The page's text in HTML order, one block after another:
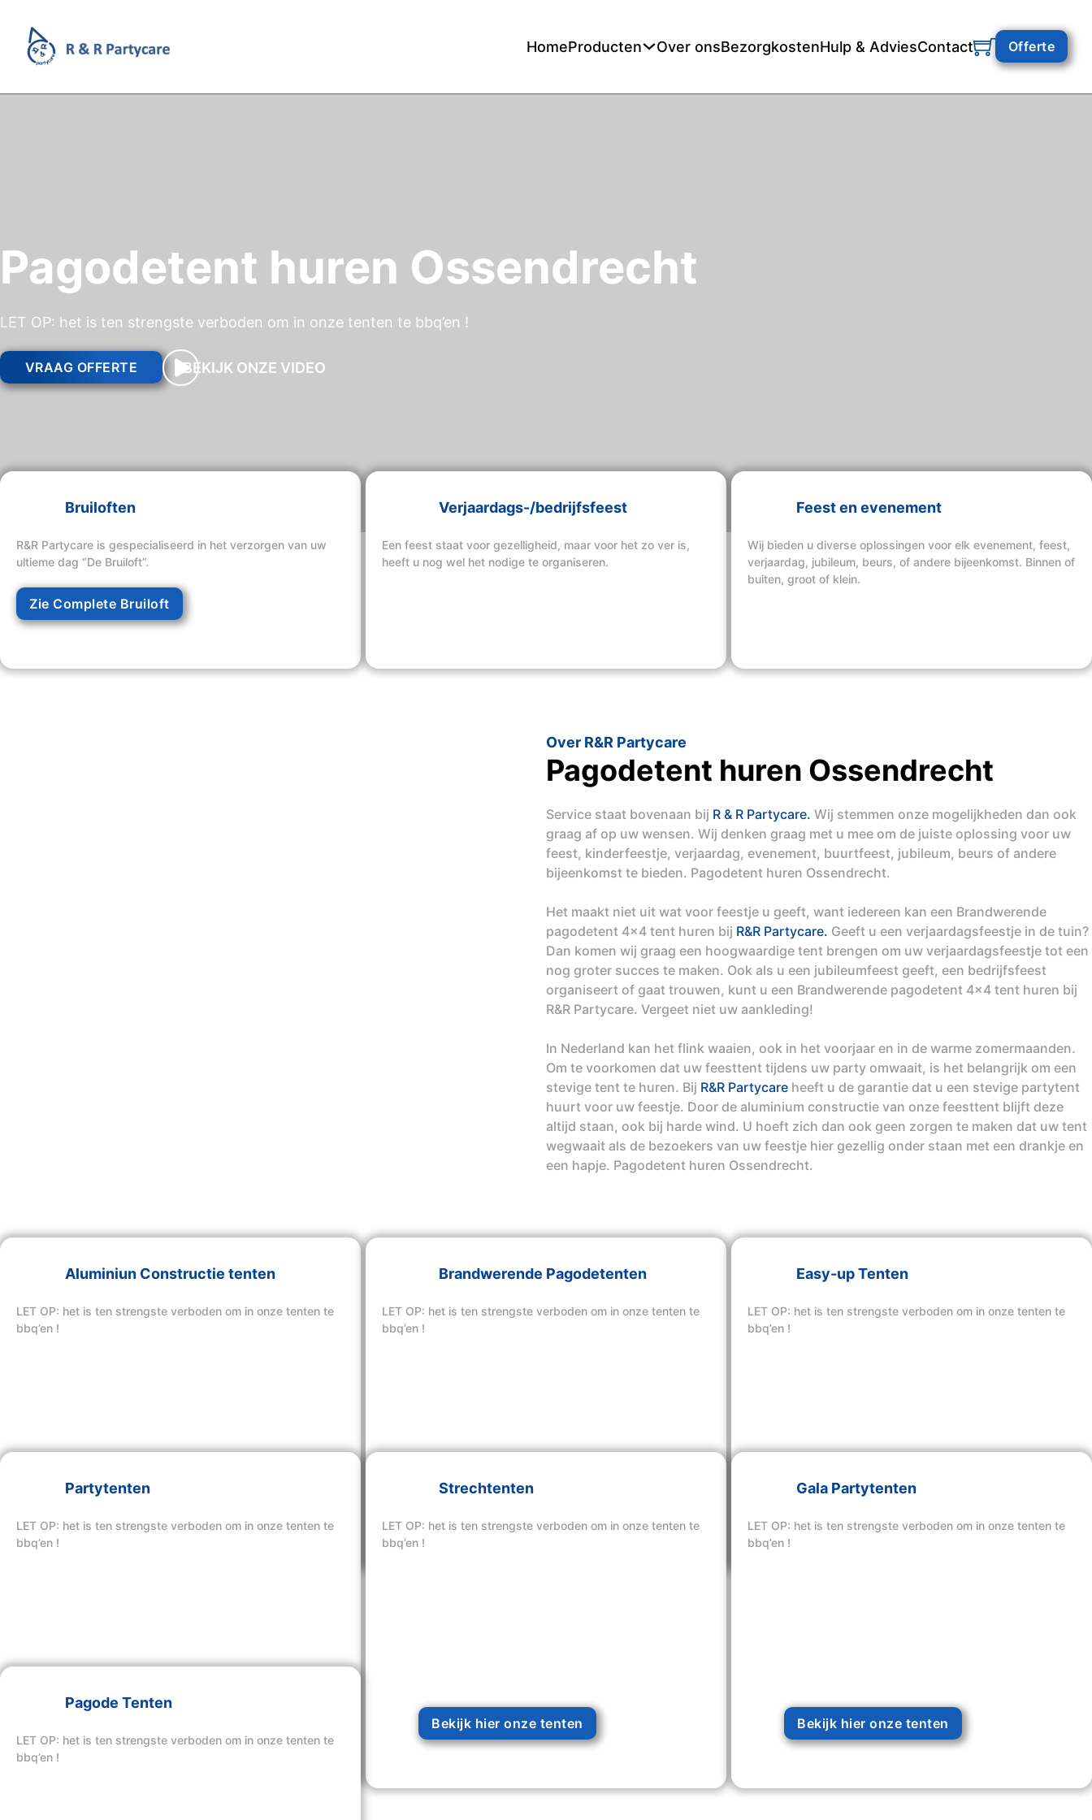
HomeProducten Over onsBezorgkostenHulp & AdviesContact Offerte
Pagodetent huren Ossendrecht
LET OP: het is ten strengste verboden om in onze tenten te bbq’en !
VRAAG OFFERTE BEKIJK ONZE VIDEO
Bruiloften
R&R Partycare is gespecialiseerd in het verzorgen van uw
ultieme dag “De Bruiloft”.
Zie Complete Bruiloft
Verjaardags-/bedrijfsfeest
Een feest staat voor gezelligheid, maar voor het zo ver is,
heeft u nog wel het nodige te organiseren.
Feest en evenement
Wij bieden u diverse oplossingen voor elk evenement, feest,
verjaardag, jubileum, beurs, of andere bijeenkomst. Binnen of
buiten, groot of klein.
Over R&R Partycare
Pagodetent huren Ossendrecht
Service staat bovenaan bij R & R Partycare. Wij stemmen onze mogelijkheden dan ook
graag af op uw wensen. Wij denken graag met u mee om de juiste oplossing voor uw
feest, kinderfeestje, verjaardag, evenement, buurtfeest, jubileum, beurs of andere
bijeenkomst te bieden. Pagodetent huren Ossendrecht.
Het maakt niet uit wat voor feestje u geeft, want iedereen kan een Brandwerende
pagodetent 4x4 tent huren bij R&R Partycare. Geeft u een verjaardagsfeestje in de tuin?
Dan komen wij graag een hoogwaardige tent brengen om uw verjaardagsfeestje tot een
nog groter succes te maken. Ook als u een jubileumfeest geeft, een bedrijfsfeest
organiseert of gaat trouwen, kunt u een Brandwerende pagodetent 4x4 tent huren bij
R&R Partycare. Vergeet niet uw aankleding!
In Nederland kan het flink waaien, ook in het voorjaar en in de warme zomermaanden.
Om te voorkomen dat uw feesttent tijdens uw party omwaait, is het belangrijk om een
stevige tent te huren. Bij R&R Partycare heeft u de garantie dat u een stevige partytent
huurt voor uw feestje. Door de aluminium constructie van onze feesttent blijft deze
altijd staan, ook bij harde wind. U hoeft zich dan ook geen zorgen te maken dat uw tent
wegwaait als de bezoekers van uw feestje hier gezellig onder staan met een drankje en
een hapje. Pagodetent huren Ossendrecht.
Aluminiun Constructie tenten
LET OP: het is ten strengste verboden om in onze tenten te
bbq’en !
Brandwerende Pagodetenten
LET OP: het is ten strengste verboden om in onze tenten te
bbq’en !
Easy-up Tenten
LET OP: het is ten strengste verboden om in onze tenten te
bbq’en !
Partytenten
LET OP: het is ten strengste verboden om in onze tenten te
bbq’en !
Strechtenten
LET OP: het is ten strengste verboden om in onze tenten te
bbq’en !
Bekijk hier onze tenten
Gala Partytenten
LET OP: het is ten strengste verboden om in onze tenten te
bbq’en !
Bekijk hier onze tenten
Pagode Tenten
LET OP: het is ten strengste verboden om in onze tenten te
bbq’en !